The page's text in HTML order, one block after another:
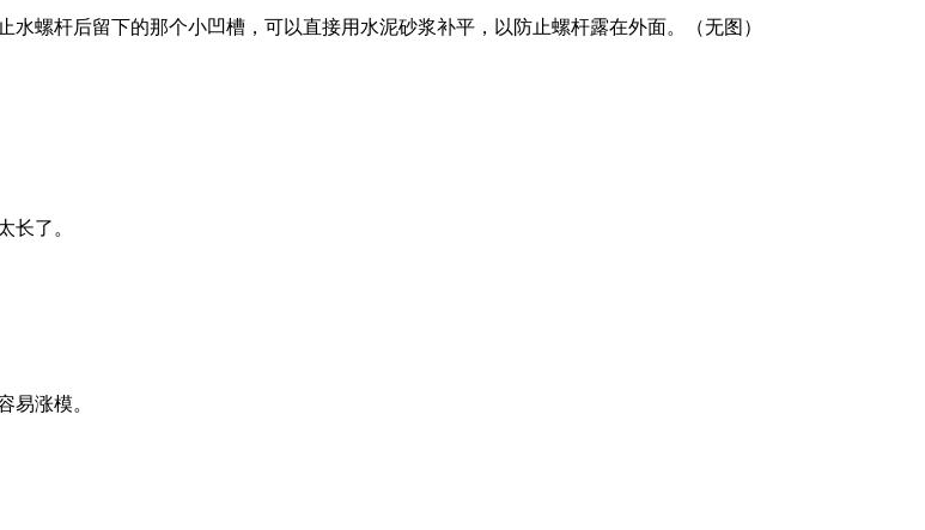
螺杆后留下的那个小凹槽，可以直接用水泥砂浆补平，以防止螺杆露在外面。（无图）
长了。
易涨模。